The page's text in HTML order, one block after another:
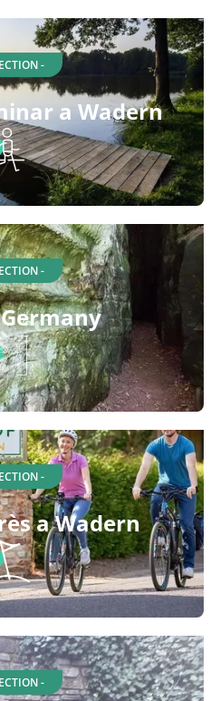
-
a Wadern
-
-
a Wadern
-